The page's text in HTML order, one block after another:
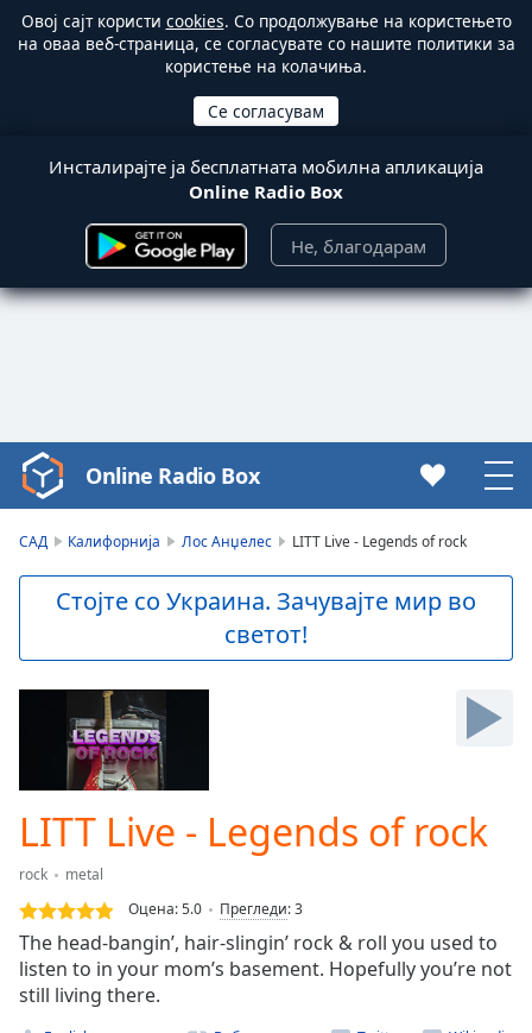
Овој сајт користи cookies. Со продолжување на користењето
на оваа веб-страница, се согласувате со нашите политики за
користење на колачиња.
Инсталирајте ја бесплатната мобилна апликација
Online Radio Box
Не, благодарам
Video
Player
Skip
Current
Loaded :
0.00%
Stream
TypeLIVE
Seek to
currently
Online Radio Box
САД Калифорнија Лос Анџелес LITT Live - Legends of rock
Стојте со Украина. Зачувајте мир во
светот!
LITT Live - Legends of rock
rock
metal
Оцена:5.0 Прегледи:3
The head-bangin’, hair-slingin’ rock & roll you used to
listen to in your mom’s basement. Hopefully you’re not
still living there.